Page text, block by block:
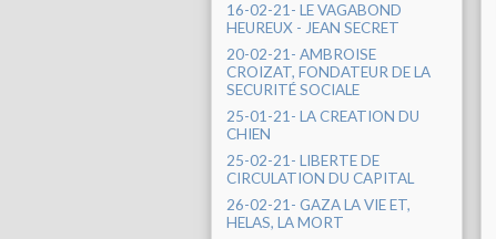
16-02-21- LE VAGABOND
HEUREUX - JEAN SECRET
20-02-21- AMBROISE
CROIZAT, FONDATEUR DE LA
SECURITÉ SOCIALE
25-01-21- LA CREATION DU
CHIEN
25-02-21- LIBERTE DE
CIRCULATION DU CAPITAL
26-02-21- GAZA LA VIE ET,
HELAS, LA MORT